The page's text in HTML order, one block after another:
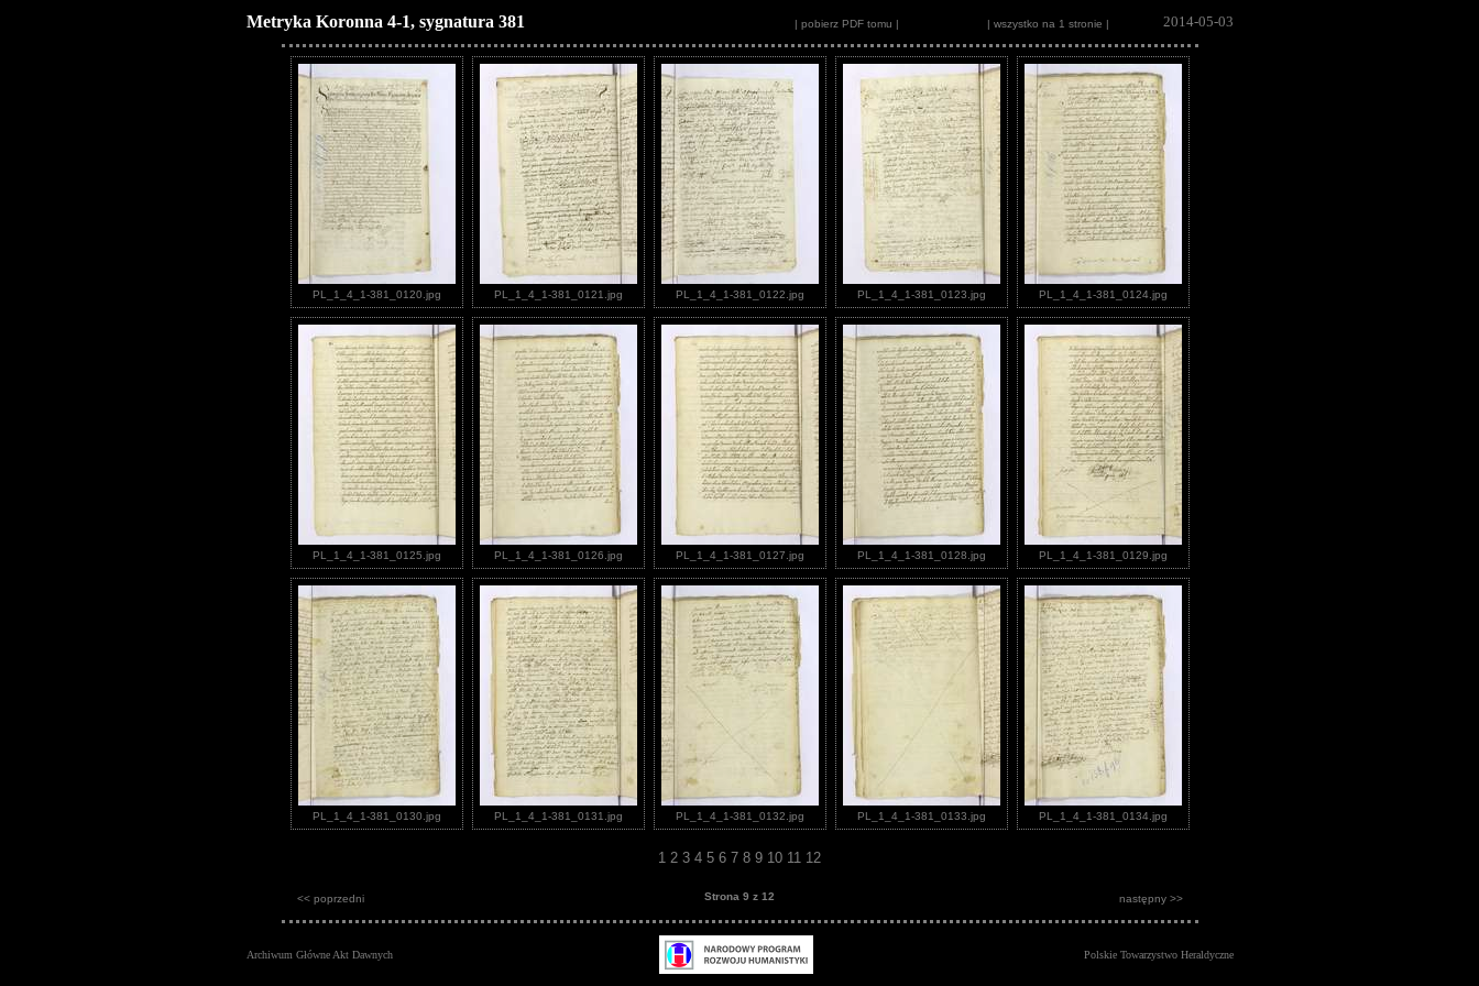
Metryka Koronna 4-1, sygnatura 381 | pobierz PDF tomu | | wszystko na 1 stronie | 2014-05-03
PL_1_4_1-381_0120.jpg PL_1_4_1-381_0121.jpg PL_1_4_1-381_0122.jpg PL_1_4_1-381_0123.jpg PL_1_4_1-381_0124.jpg
PL_1_4_1-381_0125.jpg PL_1_4_1-381_0126.jpg PL_1_4_1-381_0127.jpg PL_1_4_1-381_0128.jpg PL_1_4_1-381_0129.jpg
PL_1_4_1-381_0130.jpg PL_1_4_1-381_0131.jpg PL_1_4_1-381_0132.jpg PL_1_4_1-381_0133.jpg PL_1_4_1-381_0134.jpg
1 2 3 4 5 6 7 8 9 10 11 12
<< poprzedni Strona 9 z 12 następny >>
Archiwum Główne Akt Dawnych Polskie Towarzystwo Heraldyczne